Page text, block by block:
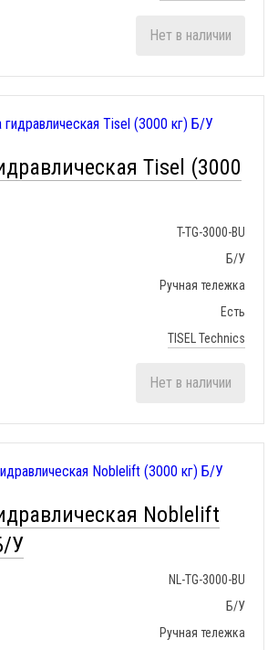
Нет в наличии
Tisel (3000
T-TG-3000-BU
Б/У
Ручная тележка
Есть
TISEL Technics
Нет в наличии
Noblelift
У
NL-TG-3000-BU
Б/У
Ручная тележка